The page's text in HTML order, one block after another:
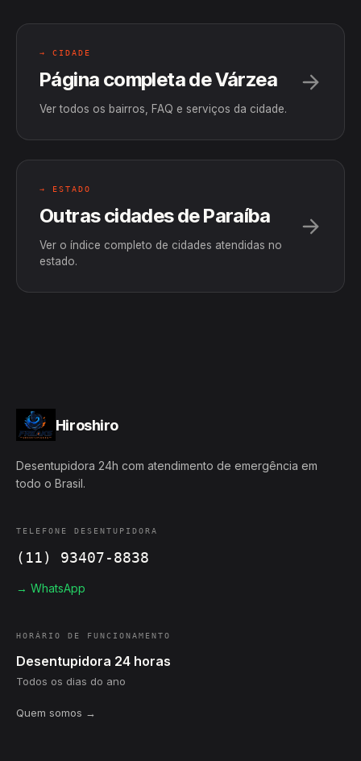
→ CIDADE
Página completa de Várzea
Ver todos os bairros, FAQ e serviços da cidade.
→ ESTADO
Outras cidades de Paraíba
Ver o índice completo de cidades atendidas no
estado.
Hiroshiro
Desentupidora 24h com atendimento de emergência em
todo o Brasil.
TELEFONE DESENTUPIDORA
(11) 93407-8838
→ WhatsApp
HORÁRIO DE FUNCIONAMENTO
Desentupidora 24 horas
Todos os dias do ano
Quem somos →